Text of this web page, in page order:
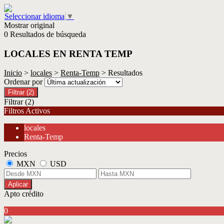
Seleccionar idioma ▼
Mostrar original
0 Resultados de búsqueda
LOCALES EN RENTA TEMP
Inicio > locales > Renta-Temp > Resultados
Ordenar por
Filtrar (2)
Filtrar (2)
Filtros Activos
locales
Renta-Temp
Precios
MXN
USD
Aplicar
Apto crédito
0